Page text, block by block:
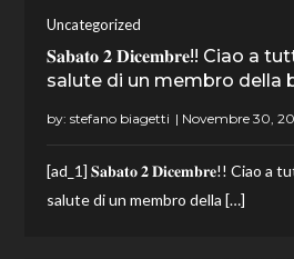
Uncategorized
𝐒𝐚𝐛𝐚𝐭𝐨 𝟐 𝐃𝐢𝐜𝐞𝐦𝐛𝐫𝐞!! Ciao a
salute di un membro della
by:stefano biagetti
[ad_1] 𝐒𝐚𝐛𝐚𝐭𝐨 𝟐 𝐃𝐢𝐜𝐞𝐦𝐛𝐫𝐞!! Ciao a
salute di un membro della […]